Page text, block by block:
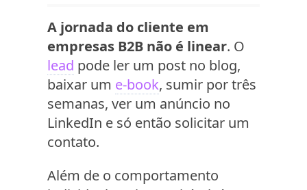
A jornada do cliente em
empresas B2B não é linear. O
lead pode ler um post no blog,
baixar um e-book, sumir por três
semanas, ver um anúncio no
LinkedIn e só então solicitar um
contato.
Além de o comportamento